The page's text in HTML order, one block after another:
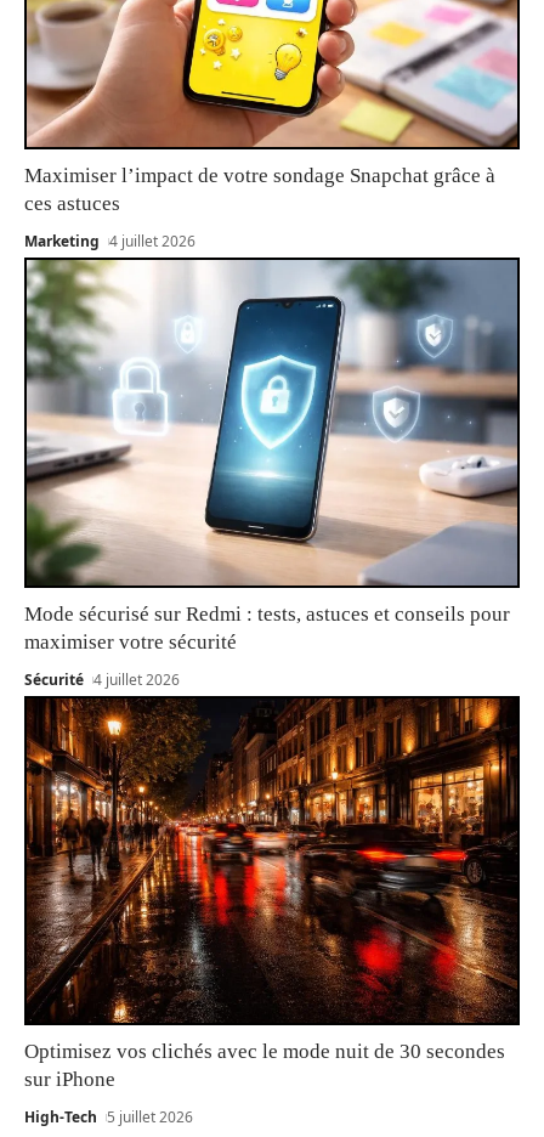
Maximiser l’impact de votre sondage Snapchat grâce à
ces astuces
Marketing 4 juillet 2026
Mode sécurisé sur Redmi : tests, astuces et conseils pour
maximiser votre sécurité
Sécurité 4 juillet 2026
Optimisez vos clichés avec le mode nuit de 30 secondes
sur iPhone
High-Tech 5 juillet 2026